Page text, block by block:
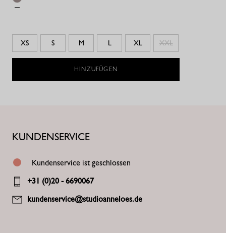
XS S M L XL XXL
HINZUFÜGEN
KUNDENSERVICE
Kundenservice ist geschlossen
+31 (0)20 - 6690067
kundenservice@studioanneloes.de